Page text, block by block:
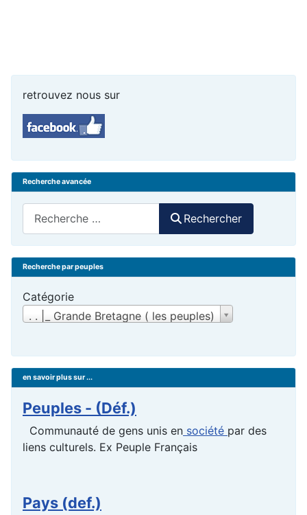
retrouvez nous sur
Recherche avancée
Rechercher
Recherche par peuples
Catégorie
. . |_ Grande Bretagne ( les peuples)
en savoir plus sur ...
Peuples - (Déf.)
Communauté de gens unis en société par des
liens culturels. Ex Peuple Français
Pays (def.)